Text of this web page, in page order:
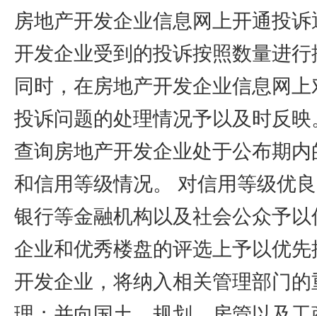
房地产开发企业信息网上开通投
开发企业受到的投诉按照数量进
同时，在房地产开发企业信息网
投诉问题的处理情况予以及时反
查询房地产开发企业处于公布期
和信用等级情况。 对信用等级优
银行等金融机构以及社会公众予
企业和优秀楼盘的评选上予以优
开发企业，将纳入相关管理部门